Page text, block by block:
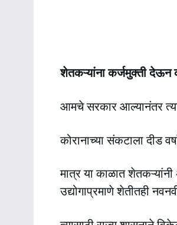
शेतकऱ्यांना कर्जमुक्ती देऊन
आमचे सरकार आल्यानंतर
कोरानाच्या संकटाला दीड
मात्र या काळात
उद्योगाप्रमाणे शेतीतही